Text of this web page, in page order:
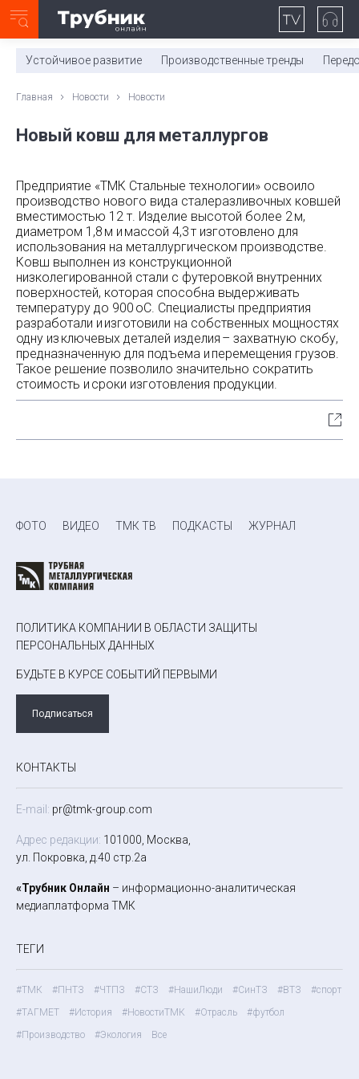
0:00/ 11:03
Устойчивое развитие Производственные тренды
Главная Новости Новости
Новый ковш для металлургов
Предприятие «ТМК Стальные технологии» освоило
производство нового вида сталеразливочных ковшей
вместимостью 12 т. Изделие высотой более 2 м,
диаметром 1,8 м и массой 4,3 т изготовлено для
использования на металлургическом производстве.
Ковш выполнен из конструкционной
низколегированной стали с футеровкой внутренних
поверхностей, которая способна выдерживать
температуру до 900 оС. Специалисты предприятия
разработали и изготовили на собственных мощностях
одну из ключевых деталей изделия – захватную скобу,
предназначенную для подъема и перемещения грузов.
Такое решение позволило значительно сократить
стоимость и сроки изготовления продукции.
ФОТО ВИДЕО ТМК ТВ ПОДКАСТЫ ЖУРНАЛ
ПОЛИТИКА КОМПАНИИ В ОБЛАСТИ ЗАЩИТЫ
ПЕРСОНАЛЬНЫХ ДАННЫХ
БУДЬТЕ В КУРСЕ СОБЫТИЙ ПЕРВЫМИ
Подписаться
КОНТАКТЫ
E-mail: pr@tmk-group.com
Адрес редакции: 101000, Москва,
ул. Покровка, д.40 стр.2а
«Трубник Онлайн – информационно-аналитическая
медиаплатформа ТМК
ТЕГИ
#ТМК #ПНТЗ #ЧТПЗ #СТЗ #НашиЛюди #СинТЗ #ВТЗ
#спорт
#ТАГМЕТ
#История #НовостиТМК #Отрасль
#футбол
#Производство
#Экология Все